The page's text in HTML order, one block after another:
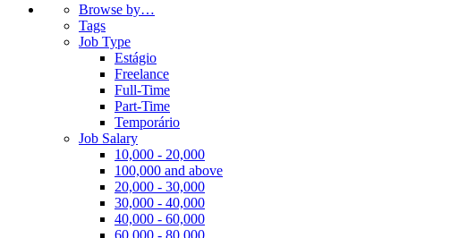
Browse by…
Tags
Job Type
Estágio
Freelance
Full-Time
Part-Time
Temporário
Job Salary
10,000 - 20,000
100,000 and above
20,000 - 30,000
30,000 - 40,000
40,000 - 60,000
60,000 - 80,000